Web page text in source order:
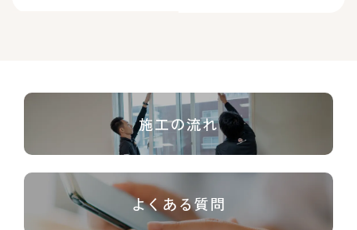
施工の流れ
よくある質問